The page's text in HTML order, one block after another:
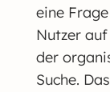
eine
Nutzer
der
Suche.